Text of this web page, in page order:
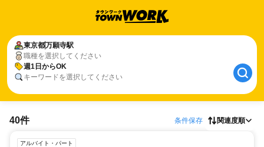
東京都万願寺駅
職種を選択してください
週1日からOK
キーワードを選択してください
40件 条件保存 関連度順
アルバイト・パート